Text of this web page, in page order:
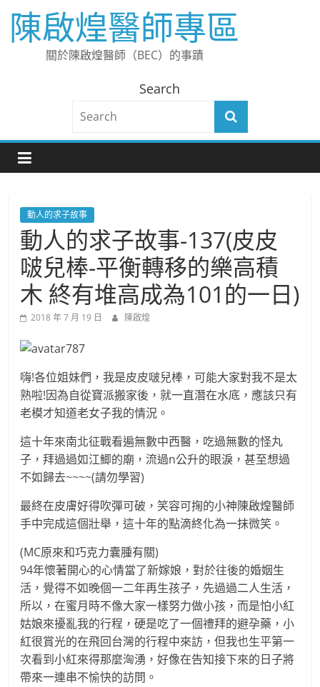
content
陳啟煌醫師專區
關於陳啟煌醫師（BEC）的事蹟
Search
動人的求子故事
動人的求子故事-137(皮皮
啵兒棒-平衡轉移的樂高積
木 終有堆高成為101的一日)
2018 年 7 月 19 日 陳啟煌
嗨!各位姐妹們，我是皮皮啵兒棒，可能大家對我不是太
熟啦!因為自從寶派搬家後，就一直潛在水底，應該只有
老模才知道老女子我的情況。
這十年來南北征戰看遍無數中西醫，吃過無數的怪丸
子，拜過過如江鯽的廟，流過n公升的眼淚，甚至想過
不如歸去~~~~(請勿學習)
最終在皮膚好得吹彈可破，笑容可掬的小神陳啟煌醫師
手中完成這個壯舉，這十年的點滴終化為一抹微笑。
(MC原來和巧克力囊腫有關)
94年懷著開心的心情當了新嫁娘，對於往後的婚姻生
活，覺得不如晚個一二年再生孩子，先過過二人生活，
所以，在蜜月時不像大家一樣努力做小孩，而是怕小紅
姑娘來擾亂我的行程，硬是吃了一個禮拜的避孕藥，小
紅很賞光的在飛回台灣的行程中來訪，但我也生平第一
次看到小紅來得那麼洶湧，好像在告知接下來的日子將
帶來一連串不愉快的訪問。